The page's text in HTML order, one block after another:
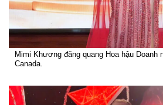
Mimi Khương đăng quang Hoa hậu Doanh
Canada.